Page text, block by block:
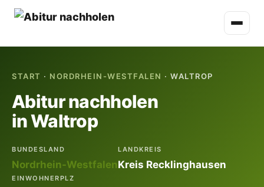
START · NORDRHEIN-WESTFALEN · WALTROP
Abitur nachholen
in Waltrop
BUNDESLAND
Nordrhein-Westfalen
LANDKREIS
Kreis Recklinghausen
EINWOHNERPLZ